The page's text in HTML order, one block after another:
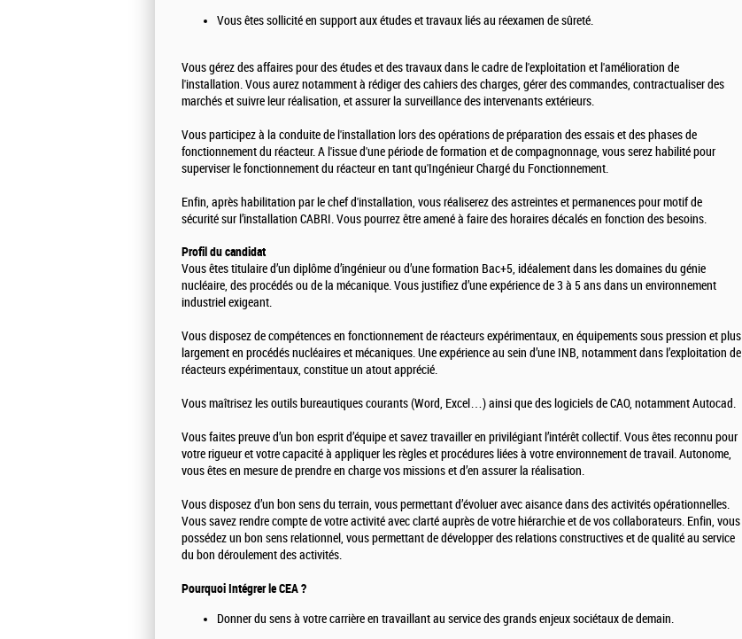
Vous êtes sollicité en support aux études et travaux liés au réexamen de sûreté.
Vous gérez des affaires pour des études et des travaux dans le cadre de l'exploitation et l'amélioration de
l'installation. Vous aurez notamment à rédiger des cahiers des charges, gérer des commandes, contractualiser des
marchés et suivre leur réalisation, et assurer la surveillance des intervenants extérieurs.
Vous participez à la conduite de l'installation lors des opérations de préparation des essais et des phases de
fonctionnement du réacteur. A l'issue d'une période de formation et de compagnonnage, vous serez habilité pour
superviser le fonctionnement du réacteur en tant qu'Ingénieur Chargé du Fonctionnement.
Enfin, après habilitation par le chef d'installation, vous réaliserez des astreintes et permanences pour motif de
sécurité sur l’installation CABRI. Vous pourrez être amené à faire des horaires décalés en fonction des besoins.
Profil du candidat
Vous êtes titulaire d’un diplôme d’ingénieur ou d’une formation Bac+5, idéalement dans les domaines du génie
nucléaire, des procédés ou de la mécanique. Vous justifiez d’une expérience de 3 à 5 ans dans un environnement
industriel exigeant.
Vous disposez de compétences en fonctionnement de réacteurs expérimentaux, en équipements sous pression et plus
largement en procédés nucléaires et mécaniques. Une expérience au sein d’une INB, notamment dans l’exploitation de
réacteurs expérimentaux, constitue un atout apprécié.
Vous maîtrisez les outils bureautiques courants (Word, Excel…) ainsi que des logiciels de CAO, notamment Autocad.
Vous faites preuve d’un bon esprit d’équipe et savez travailler en privilégiant l’intérêt collectif. Vous êtes reconnu pour
votre rigueur et votre capacité à appliquer les règles et procédures liées à votre environnement de travail. Autonome,
vous êtes en mesure de prendre en charge vos missions et d’en assurer la réalisation.
Vous disposez d’un bon sens du terrain, vous permettant d’évoluer avec aisance dans des activités opérationnelles.
Vous savez rendre compte de votre activité avec clarté auprès de votre hiérarchie et de vos collaborateurs. Enfin, vous
possédez un bon sens relationnel, vous permettant de développer des relations constructives et de qualité au service
du bon déroulement des activités.
Pourquoi Intégrer le CEA ?
Donner du sens à votre carrière en travaillant au service des grands enjeux sociétaux de demain.